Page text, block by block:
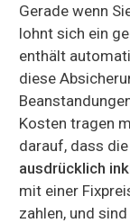
Gerade wenn
lohnt sich ein
enthält
diese
Kosten tragen
darauf, dass
ausdrücklich
mit einer
zahlen, und